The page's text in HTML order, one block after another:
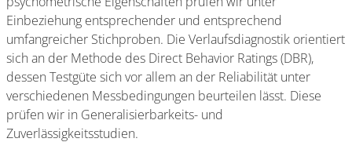
Einbeziehung entsprechender und entsprechend
umfangreicher Stichproben. Die Verlaufsdiagnostik orientiert
sich an der Methode des Direct Behavior Ratings (DBR),
dessen Testgüte sich vor allem an der Reliabilität unter
verschiedenen Messbedingungen beurteilen lässt. Diese
prüfen wir in Generalisierbarkeits- und
Zuverlässigkeitsstudien.